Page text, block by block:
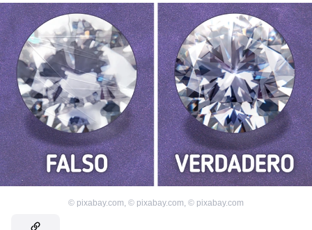
© pixabay.com, © pixabay.com, © pixabay.com